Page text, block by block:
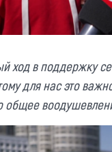
ход в поддержку
для нас это
общее